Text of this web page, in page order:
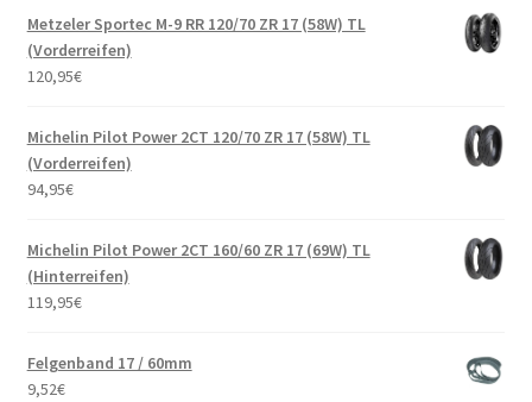
Metzeler Sportec M-9 RR 120/70 ZR 17 (58W) TL
(Vorderreifen)
120,95€
Michelin Pilot Power 2CT 120/70 ZR 17 (58W) TL
(Vorderreifen)
94,95€
Michelin Pilot Power 2CT 160/60 ZR 17 (69W) TL
(Hinterreifen)
119,95€
Felgenband 17 / 60mm
9,52€